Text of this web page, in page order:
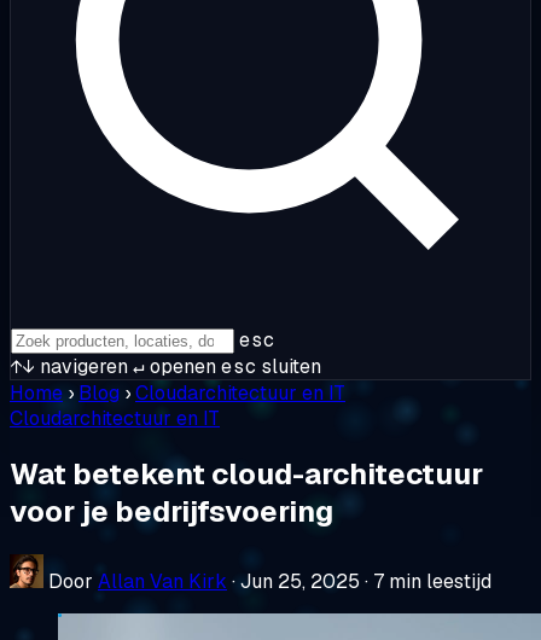
esc
↑↓ navigeren↵openenesc sluiten
Home › Blog ›Cloudarchitectuur en IT
Cloudarchitectuur en IT
Wat betekent cloud-architectuur
voor je bedrijfsvoering
Door Allan Van Kirk ·Jun 25, 2025 · 7 min leestijd